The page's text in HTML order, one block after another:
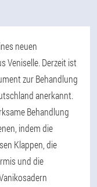
neuen
Veniselle. Derzeit ist
zur Behandlung
anerkannt.
Behandlung
indem die
Klappen, die
und die